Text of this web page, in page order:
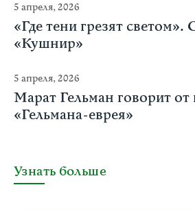
5 апреля, 2026
«Где тени грезят
«Кушнир»
5 апреля, 2026
Марат Гельман говорит
«Гельмана-еврея»
Узнать больше